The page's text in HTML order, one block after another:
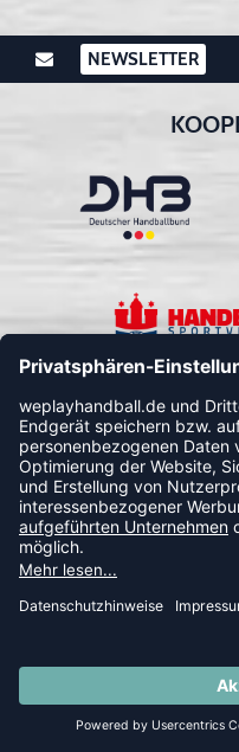
SUMMER
NEWSLETTER